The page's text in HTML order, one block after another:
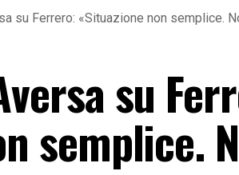
su Ferrero: «Situazione non semplice.
su
semplice.